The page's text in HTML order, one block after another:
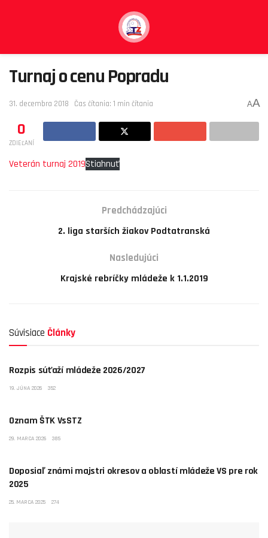
Turnaj o cenu Popradu
31. decembra 2018 Čas čítania: 1 min čítania AA
0
ZDIEĽANÍ
Veterán turnaj 2019Stiahnuť
Predchádzajúci
2. liga starších žiakov Podtatranská
Nasledujúci
Krajské rebríčky mládeže k 1.1.2019
Súvisiace Články
NEZARADENÉ
Rozpis súťaží mládeže 2026/2027
19. JÚNA 2026 352
Oznam ŠTK VsSTZ
29. MARCA 2026 385
Doposiaľ známi majstri okresov a oblastí mládeže VS pre rok
2025
25. MARCA 2025 274